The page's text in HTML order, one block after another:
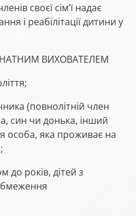
своєї сім’ї надає
і реабілітації дитини у
ВИХОВАТЕЛЕМ
(повнолітній член
син чи донька, інший
особа, яка проживає на
до років, дітей з